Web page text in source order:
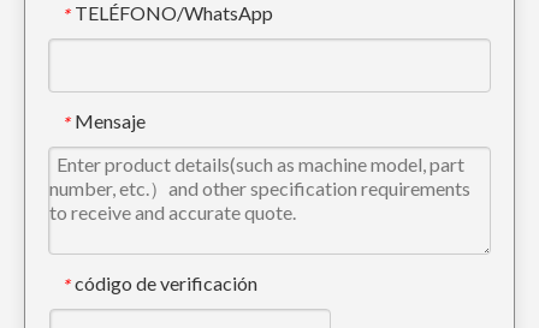
* TELÉFONO/WhatsApp
* Mensaje
* código de verificación